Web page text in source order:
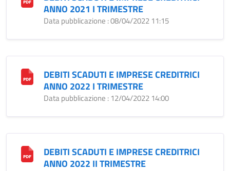
ANNO 2021 I TRIMESTRE
Data pubblicazione : 08/04/2022 11:15
DEBITI SCADUTI E IMPRESE CREDITRICI
ANNO 2022 I TRIMESTRE
Data pubblicazione : 12/04/2022 14:00
DEBITI SCADUTI E IMPRESE CREDITRICI
ANNO 2022 II TRIMESTRE